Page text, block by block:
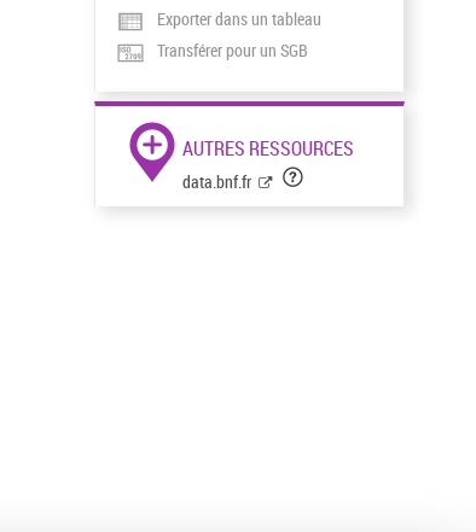
Exporter dans un tableau
Transférer pour un SGB
AUTRES RESSOURCES
data.bnf.fr